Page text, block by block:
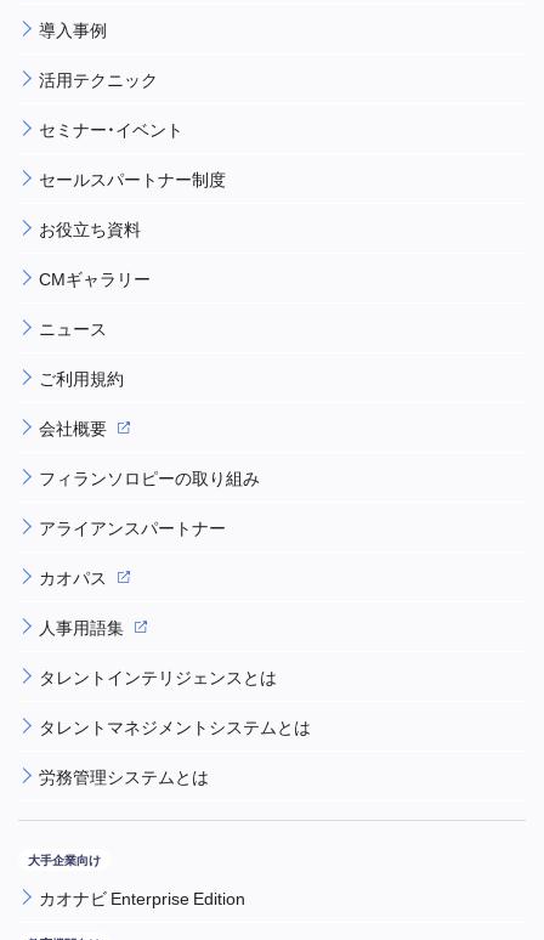
導入事例
活用テクニック
セミナー・イベント
セールスパートナー制度
お役立ち資料
CMギャラリー
ニュース
ご利用規約
会社概要
フィランソロピーの取り組み
アライアンスパートナー
カオパス
人事用語集
タレントインテリジェンスとは
タレントマネジメントシステムとは
労務管理システムとは
カオナビ Enterprise Edition